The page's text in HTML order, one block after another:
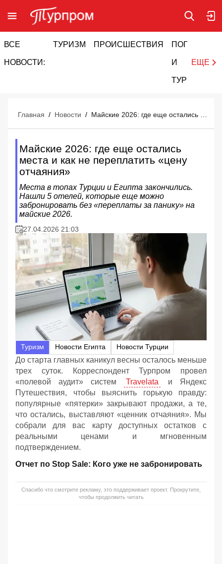
ВСЕ
НОВОСТИ:
ТУРИЗМ ПРОИСШЕСТВИЯ ПОГОДА
И
ТУРИЗМ
ЕЩЕ
Главная / Новости /
Майские 2026: где еще остались
места и как не переплатить «цену
отчаяния»
Места в топах Турции и Египта закончились.
Нашли 5 отелей, которые еще можно
забронировать без «переплаты за панику» на
майские 2026.
27.04.2026 21:03
Туризм Новости Египта Новости Турции
До старта главных каникул весны осталось меньше
трех суток. Корреспондент Турпром провел
«полевой аудит» систем
Travelata
и Яндекс
Путешествия, чтобы выяснить горькую правду:
популярные «пятерки» закрывают продажи, а те,
что остались, выставляют «ценник отчаяния». Мы
собрали для вас карту доступных остатков с
реальными ценами и мгновенным
подтверждением.
Отчет по Stop Sale: Кого уже не забронировать
Спасибо что смотрите рекламу, это поддерживает проект. Прокрутите,
чтобы продолжить читать